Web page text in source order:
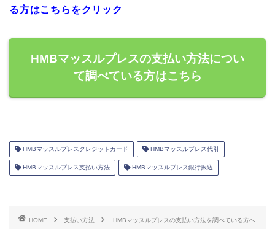
る方はこちらをクリック
HMBマッスルプレスの支払い方法につい
て調べている方はこちら
HMBマッスルプレスクレジットカード HMBマッスルプレス代引
HMBマッスルプレス支払い方法 HMBマッスルプレス銀行振込
HOME 支払い方法 HMBマッスルプレスの支払い方法を調べている方へ